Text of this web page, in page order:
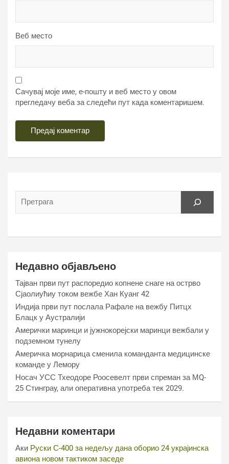
Веб место
Сачувај моје име, е-пошту и веб место у овом
прегледачу веба за следећи пут када коментаришем.
Недавно објављено
Тајван први пут распоредио копнене снаге на острво
Сјаолиућиу током вежбе Хан Куанг 42
Индија први пут послала Рафале на вежбу Питцх
Блацк у Аустралији
Амерички маринци и јужнокорејски маринци вежбали у
подземном тунелу
Америчка морнарица сменила команданта медицинске
команде у Лемору
Носач УСС Тхеодоре Роосевелт први спреман за МQ-
25 Стинграy, али оперативна употреба тек 2029.
Недавни коментари
Аки Руски С-400 за недељу дана оборио 24 украјинска
авиона новом тактиком заседе